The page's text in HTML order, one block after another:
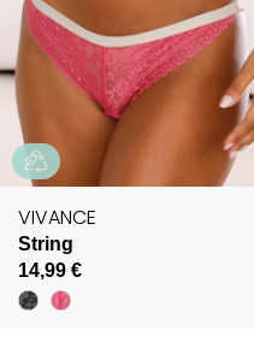
VIVANCE
String
14,99 €